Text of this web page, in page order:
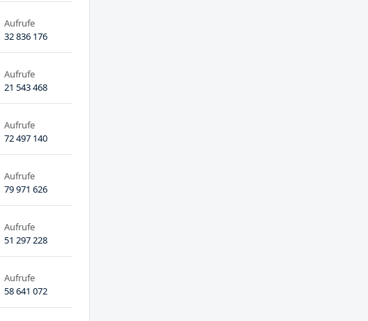
Aufrufe
32 836 176
Aufrufe
21 543 468
Aufrufe
72 497 140
Aufrufe
79 971 626
Aufrufe
51 297 228
Aufrufe
58 641 072